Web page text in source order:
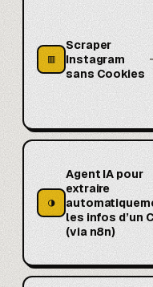
▥
Scraper
Instagram
sans Cookies
◑
Agent IA pour
extraire
les infos d’un
(via n8n)